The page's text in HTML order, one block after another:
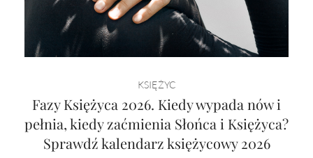
KSIĘŻYC
Fazy Księżyca 2026. Kiedy wypada nów i
pełnia, kiedy zaćmienia Słońca i Księżyca?
Sprawdź kalendarz księżycowy 2026